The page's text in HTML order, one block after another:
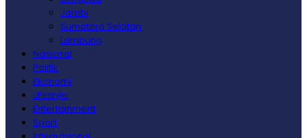
Jambi
Sumatera Selatan
Lampung
Nasional
Politik
Ekonomi
Lifestyle
Entertainment
Sport